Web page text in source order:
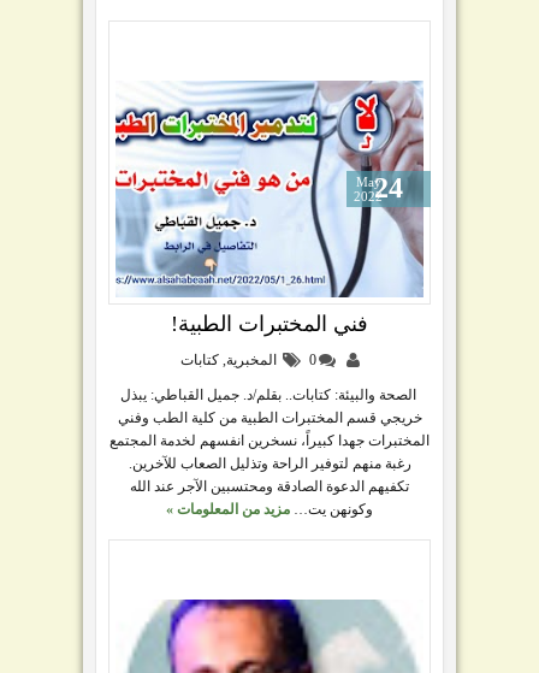
فني المختبرات الطبية!
0 المخبرية كتابات
الصحة والبيئة: كتابات.. بقلم/د. جميل القباطي: يبذل
خريجي قسم المختبرات الطبية من كلية الطب وفني
المختبرات جهدا كبيراً، نسخرين انفسهم لخدمة المجتمع
رغبة منهم لتوفير الراحة وتذليل الصعاب للآخرين.
تكفيهم الدعوة الصادقة ومحتسبين الآجر عند الله
وكونهن يت…
مزيد من المعلومات »
24
May
2022